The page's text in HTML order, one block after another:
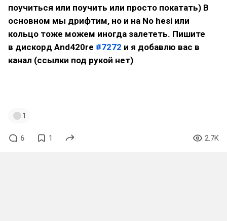
поучиться или поучить или просто покатать) В
основном мы дрифтим, но и на No hesi или
кольцо тоже можем иногда залететь. Пишите
в дискорд And420re #7272 и я добавлю вас в
канал (ссылки под рукой нет)
1
6 1 2.7K